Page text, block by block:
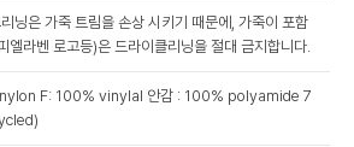
닝은 가죽 트림을 손상 시키기 때문에, 가죽이 포함
엘라벤 로고등)은 드라이클리닝을 절대 금지합니다.
F: 100% vinylal 안감 : 100% polyamide 7